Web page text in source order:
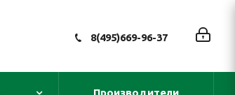
8(495)669-96-37
Производители